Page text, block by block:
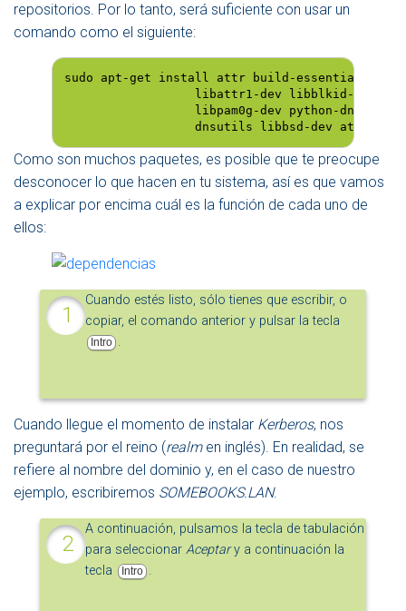
repositorios. Por lo tanto, será suficiente con usar un
comando como el siguiente:
sudo apt-get install attr build-essential
libattr1-dev libblkid-dev
libpam0g-dev python-
dnsutils libbsd-dev attr
Como son muchos paquetes, es posible que te preocupe
desconocer lo que hacen en tu sistema, así es que vamos
a explicar por encima cuál es la función de cada uno de
ellos:
Cuando estés listo, sólo tienes que escribir, o
copiar, el comando anterior y pulsar la tecla
Intro .
Cuando llegue el momento de instalar Kerberos, nos
preguntará por el reino (realmen inglés). En realidad, se
refiere al nombre del dominio y, en el caso de nuestro
ejemplo, escribiremos SOMEBOOKS.LAN.
A continuación, pulsamos la tecla de tabulación
para seleccionarAceptary a continuación la
tecla
Intro .